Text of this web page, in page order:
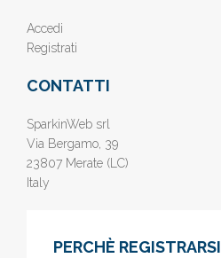
Accedi
Registrati
CONTATTI
SparkinWeb srl
Via Bergamo, 39
23807 Merate (LC)
Italy
PERCHÈ REGISTRARSI